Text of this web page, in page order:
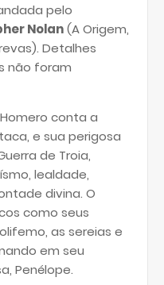
pelo
Nolan(A Origem,
Detalhes
não foram
conta a
e sua perigosa
de Troia,
lealdade,
divina. O
como seus
as sereias e
em seu
Penélope.